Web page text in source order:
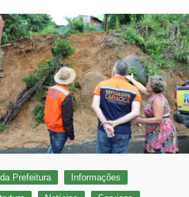
Prefeitura
Informações